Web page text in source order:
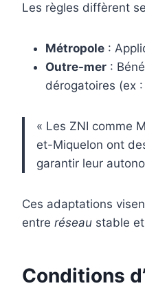
Les règles diffèrent
Métropole :
Outre-mer :
dérogatoires (ex
« Les ZNI comme
et-Miquelon ont
garantir leur
Ces adaptations
entre réseau stable
Conditions